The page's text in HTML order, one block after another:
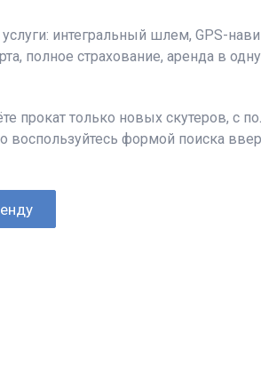
интегральный шлем, GPS-
полное страхование, аренда в
только новых скутеров, с
воспользуйтесь формой поиска